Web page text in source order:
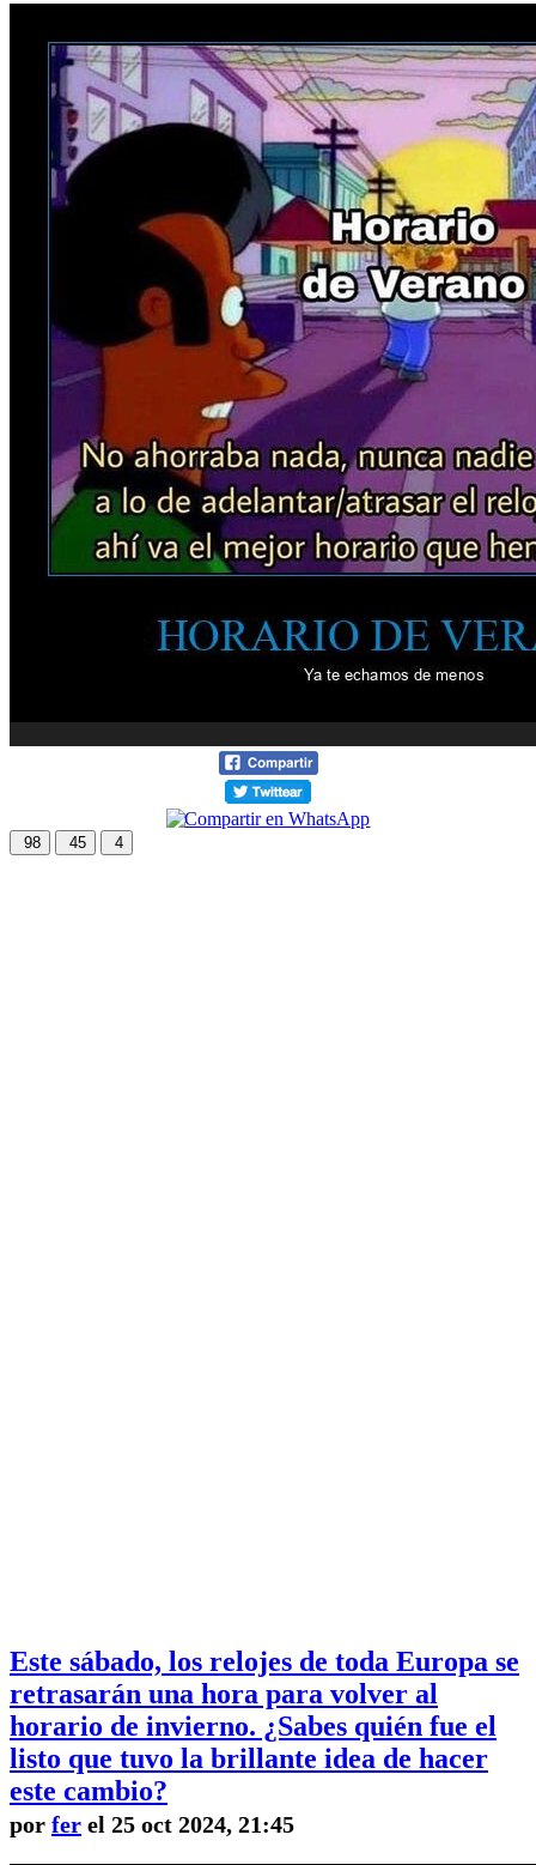
98 45 4
Este sábado, los relojes de toda Europa se
retrasarán una hora para volver al
horario de invierno. ¿Sabes quién fue el
listo que tuvo la brillante idea de hacer
este cambio?
por fer el 25 oct 2024, 21:45